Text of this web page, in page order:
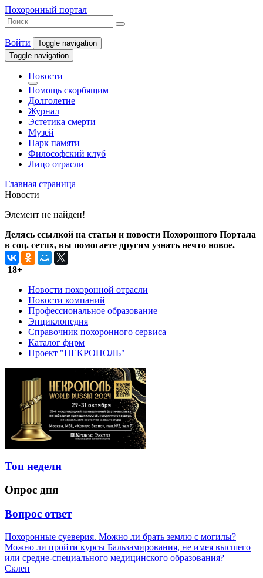
Похоронный портал
Войти
Toggle navigation
Toggle navigation
Новости
Помощь скорбящим
Долголетие
Журнал
Эстетика смерти
Музей
Парк памяти
Философский клуб
Лицо отрасли
Главная страница
Новости
Элемент не найден!
Делясь ссылкой на статьи и новости Похоронного Портала
в соц. сетях, вы помогаете другим узнать нечто новое.
18+
Новости похоронной отрасли
Новости компаний
Профессиональное образование
Энциклопедия
Справочник похоронного сервиса
Каталог фирм
Проект "НЕКРОПОЛЬ"
Топ недели
Опрос дня
Вопрос ответ
Похоронные суеверия. Можно ли брать землю с могилы?
Можно ли пройти курсы Бальзамирования, не имея высшего
или средне-специального медицинского образования?
Склеп